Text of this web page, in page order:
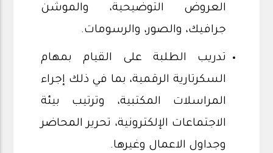
العروض التوضيحية، والموشن
جرافيك، والصور، والرسومات.
تدريب الطلبة على القيام بمهام
السكرتارية الرقمية، بما في ذلك إجراء
المراسلات المكتبية، وترتيب بيئة
الاجتماعات الإلكترونية، تحرير المحاضر
وجداول الاعمال وغيرها.